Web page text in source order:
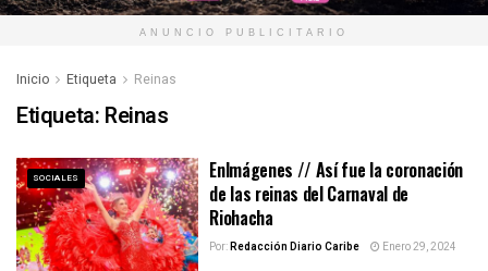
ANUNCIO PUBLICITARIO
Inicio Etiqueta Reinas
Etiqueta: Reinas
SOCIALES
EnImágenes // Así fue la coronación
de las reinas del Carnaval de
Riohacha
Por:Redacción Diario Caribe Enero 29, 2024